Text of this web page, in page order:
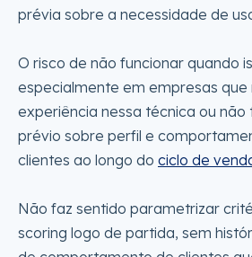
prévia sobre a necessidade de
O risco de não funcionar quando
especialmente em empresas
experiência nessa técnica ou
prévio sobre perfil e
clientes ao longo do ciclo de
Não faz sentido parametrizar
scoring logo de partida, sem